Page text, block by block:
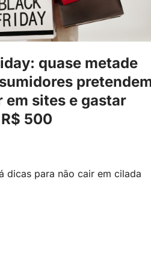
quase metade
em sites e gastar
500
dicas para não cair em cilada